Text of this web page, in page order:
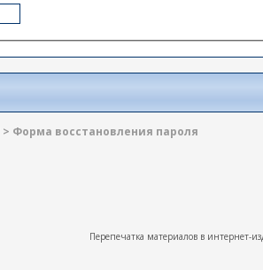
> Форма восстановления пароля
Перепечатка материалов в интернет-